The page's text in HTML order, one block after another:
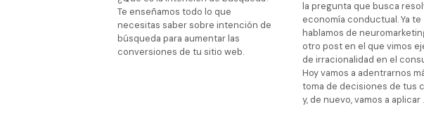
Te enseñamos todo lo que
necesitas saber sobre intención de
búsqueda para aumentar las
conversiones de tu sitio web.
la pregunta que busca
economía conductual. Ya te
hablamos de
otro post en el que vimos
de irracionalidad en el
Hoy vamos a adentrarnos
toma de decisiones de tus
y, de nuevo, vamos a aplicar